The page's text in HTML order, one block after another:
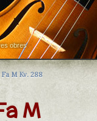
obres
M Kv. 288
M